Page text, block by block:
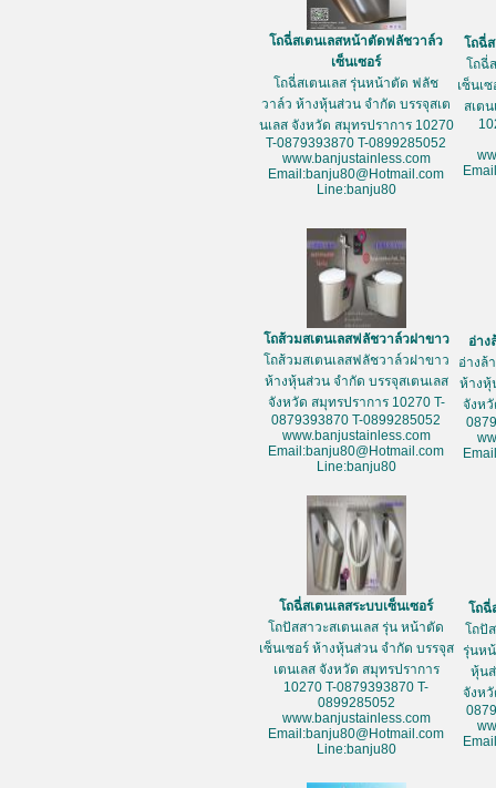
โถฉี่สเตนเลสหน้าตัดฟลัชวาล์ว
เซ็นเซอร์
โถฉี่สเตนเลส รุ่นหน้าตัด ฟลัช
วาล์ว ห้างหุ้นส่วน จำกัด บรรจุสเต
นเลส จังหวัด สมุทรปราการ 10270
T-0879393870 T-0899285052
www.banjustainless.com
Email:banju80@Hotmail.com
Line:banju80
โถฉี่
โถฉี่
เซ็นเ
สเต
โถส้วมสเตนเลสฟลัชวาล์วฝาขาว
โถส้วมสเตนเลสฟลัชวาล์วฝาขาว
ห้างหุ้นส่วน จำกัด บรรจุสเตนเลส
จังหวัด สมุทรปราการ 10270 T-
0879393870 T-0899285052
www.banjustainless.com
Email:banju80@Hotmail.com
Line:banju80
อ่าง
อ่างล้
ห้างหุ้
จังห
โถฉี่สเตนเลสระบบเซ็นเซอร์
โถปัสสาวะสเตนเลส รุ่น หน้าตัด
เซ็นเซอร์ ห้างหุ้นส่วน จำกัด บรรจุส
เตนเลส จังหวัด สมุทรปราการ
10270 T-0879393870 T-
0899285052
www.banjustainless.com
Email:banju80@Hotmail.com
Line:banju80
โถฉี่
โถปั
รุ่นห
หุ้น
จังห